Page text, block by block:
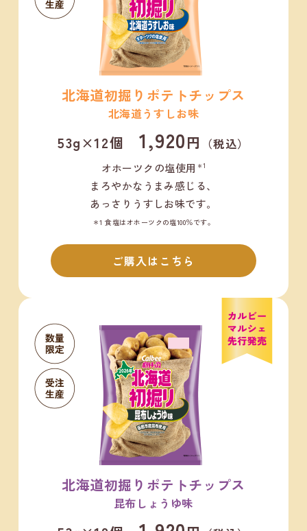
北海道初掘りポテトチップス
北海道うすしお味
53g×12個 1,920円 （税込）
オホーツクの塩使用 ＊1
まろやかなうまみ感じる、
あっさりうすしお味です。
＊1 食塩はオホーツクの塩100％です。
ご購入はこちら
北海道初掘りポテトチップス
昆布しょうゆ味